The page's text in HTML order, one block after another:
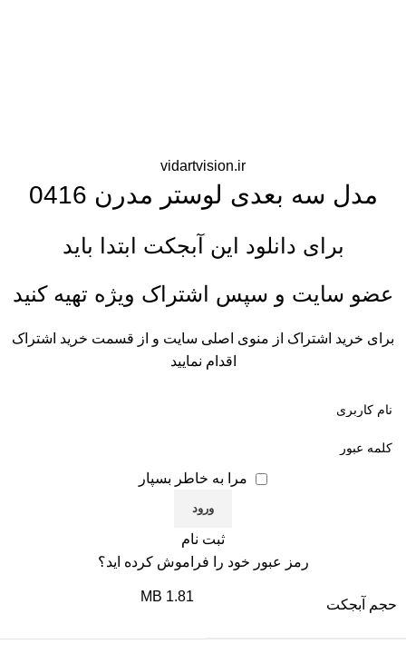
vidartvision.ir
مدل سه بعدی لوستر مدرن 0416
برای دانلود این آبجکت ابتدا باید
عضو سایت و سپس اشتراک ویژه تهیه کنید
برای خرید اشتراک از منوی اصلی سایت و از قسمت خرید اشتراک
اقدام نمایید
مرا به خاطر بسپار
ثبت نام
رمز عبور خود را فراموش کرده اید؟
حجم آبجکت
1.81 MB